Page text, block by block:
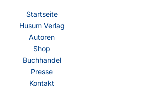
Startseite
Husum Verlag
Autoren
Shop
Buchhandel
Presse
Kontakt